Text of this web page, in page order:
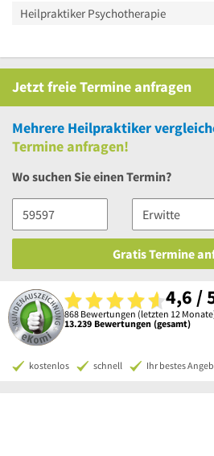
Heilpraktiker Psychotherapie
JetztfreieTermine anfragen
Mehrere Heilpraktiker
Termine anfragen!
Wo suchen Sie einen Termin?
Gratis Termine
4,6 /
868 Bewertungen (letzten 12
13.239 Bewertungen (gesamt)
kostenlos schnell Ihr bestes